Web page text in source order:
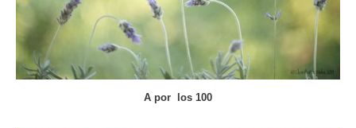
A por los 100